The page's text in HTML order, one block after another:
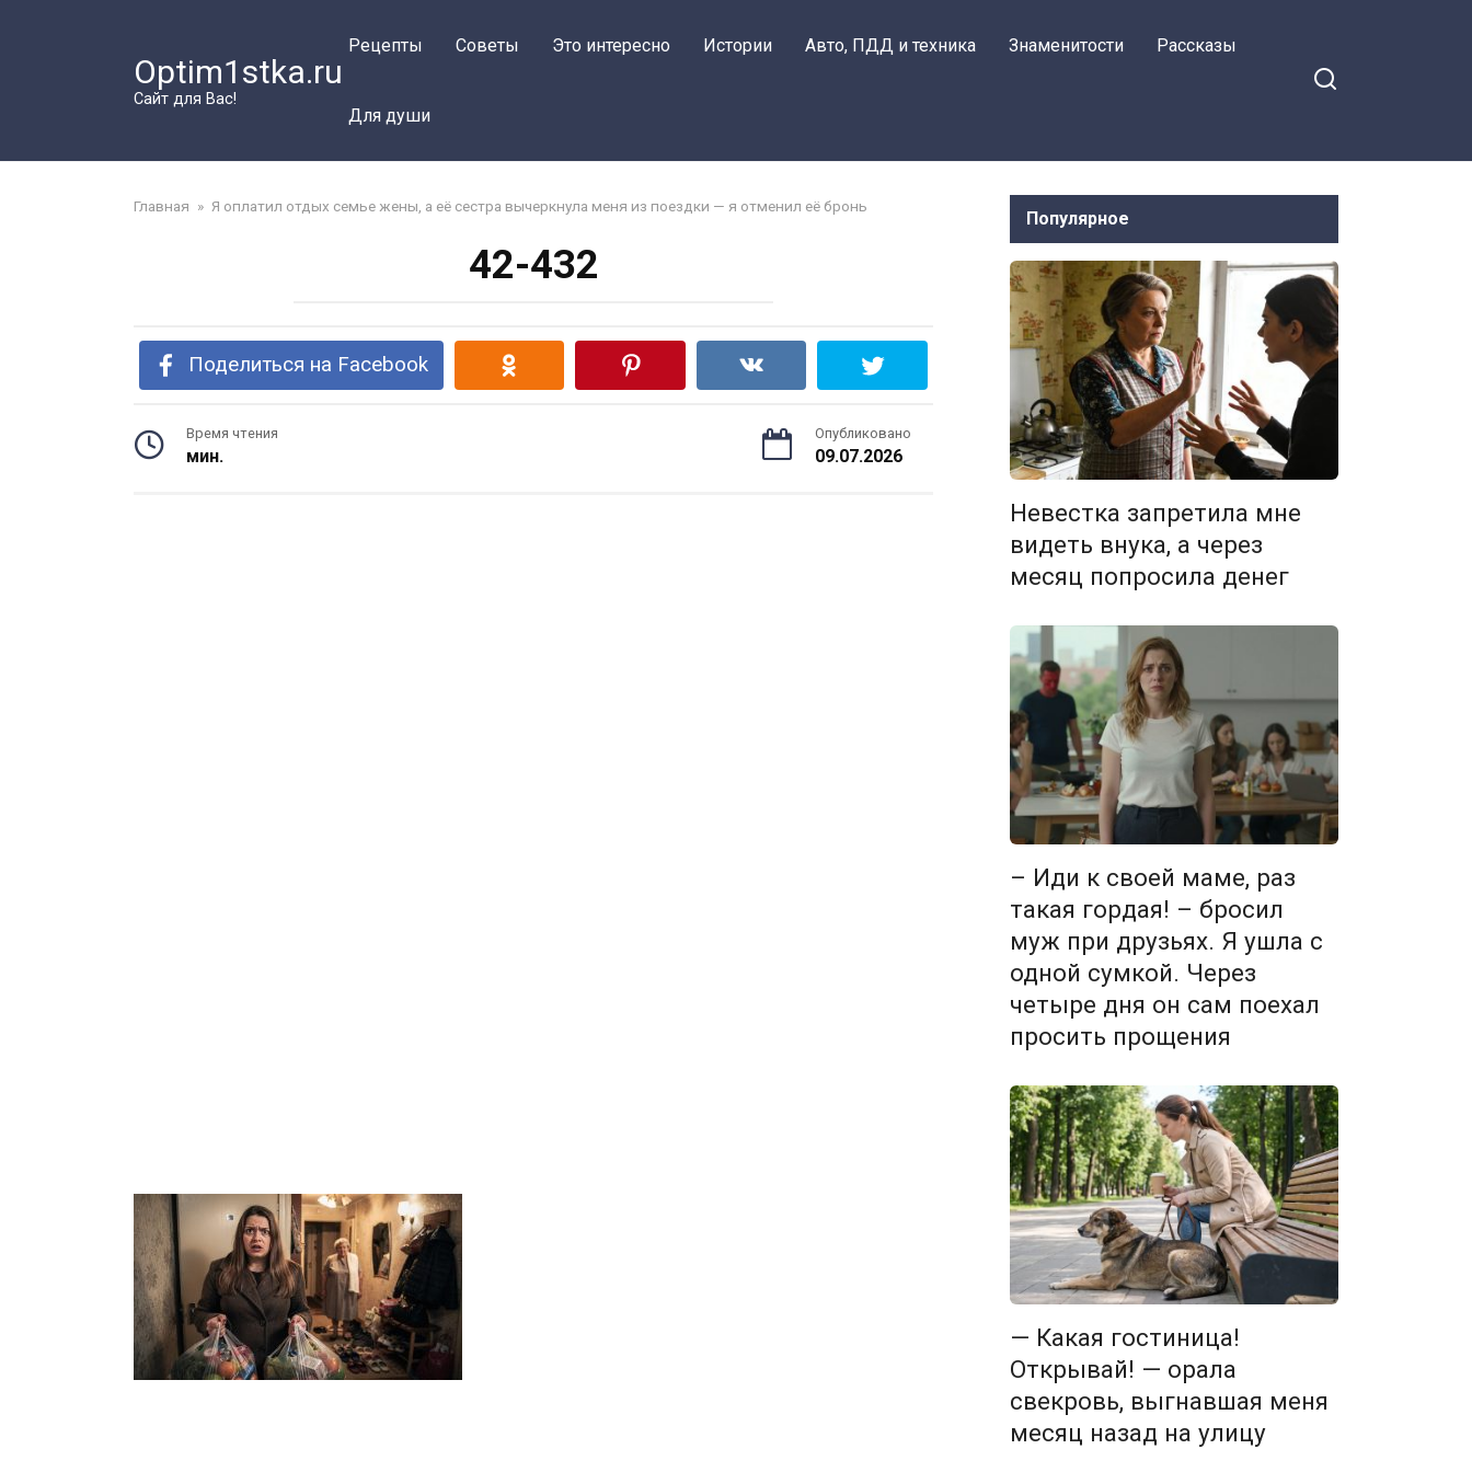
Optim1stka.ru
Сайт для Вас!
Рецепты Советы Это интересно Истории Авто, ПДД и техника Знаменитости Рассказы
Для души
Главная » Я оплатил отдых семье жены, а её сестра вычеркнула меня из поездки — я отменил её бронь
42-432
Поделиться на Facebook
Время чтения
мин.
Опубликовано
09.07.2026
Популярное
Невестка запретила мне
видеть внука, а через
месяц попросила денег
– Иди к своей маме, раз
такая гордая! – бросил
муж при друзьях. Я ушла с
одной сумкой. Через
четыре дня он сам поехал
просить прощения
— Какая гостиница!
Открывай! — орала
свекровь, выгнавшая меня
месяц назад на улицу